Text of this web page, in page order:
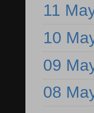
11
10
09
08